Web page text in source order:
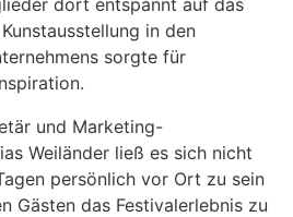
in den
sorgte für
und Marketing-
Weiländer ließ es sich nicht
persönlich vor Ort zu sein
Gästen das Festivalerlebnis zu